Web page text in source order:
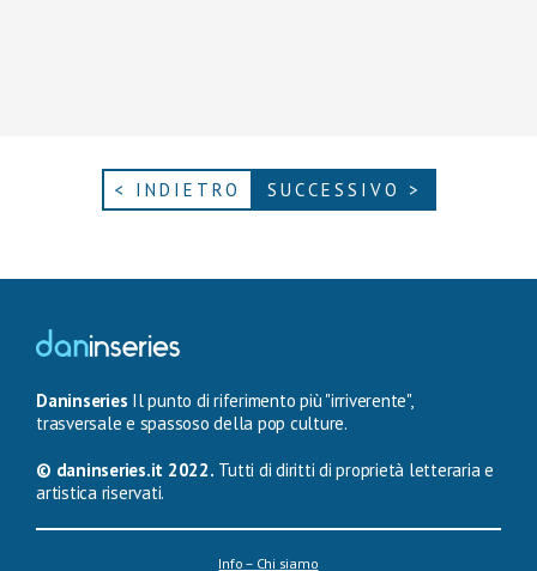
< INDIETRO SUCCESSIVO >
Daninseries Il punto di riferimento più "irriverente",
trasversale e spassoso della pop culture.
© daninseries.it 2022. Tutti di diritti di proprietà letteraria e
artistica riservati.
Info – Chi siamo